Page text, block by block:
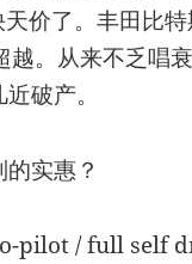
价了。丰田比
越。从来不乏唱
破产。
实惠？
pilot / full self